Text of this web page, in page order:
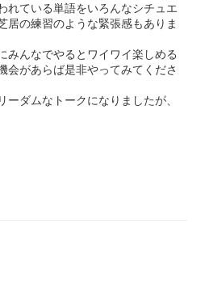
れている単語をいろんなシチュエ
居の練習のような緊張感もありま
みんなでやるとワイワイ楽しめる
会があらば是非やってみてくださ
ーダムなトークになりましたが、